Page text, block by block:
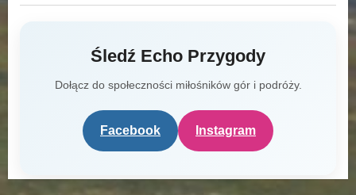
Śledź Echo Przygody
Dołącz do społeczności miłośników gór i podróży.
Facebook Instagram